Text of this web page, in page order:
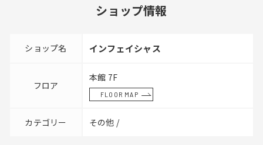
ショップ情報
ショップ名 インフェイシャス
フロア
本館 7F
FLOOR MAP
カテゴリー その他 /